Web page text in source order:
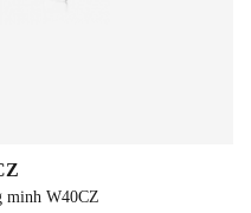
minh W40CZ